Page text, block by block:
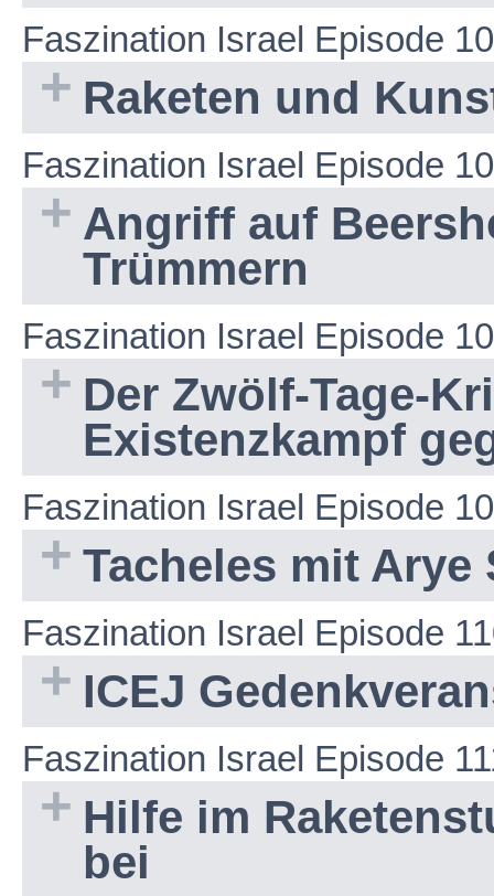
Faszination Israel Episode
Raketen und
Faszination Israel Episode
Angriff auf
Trümmern
Faszination Israel Episode
Der Zwölf-Tage-
Existenzkampf
Faszination Israel Episode
Tacheles mit Arye
Faszination Israel Episode
ICEJ
Faszination Israel Episode
Hilfe im
bei